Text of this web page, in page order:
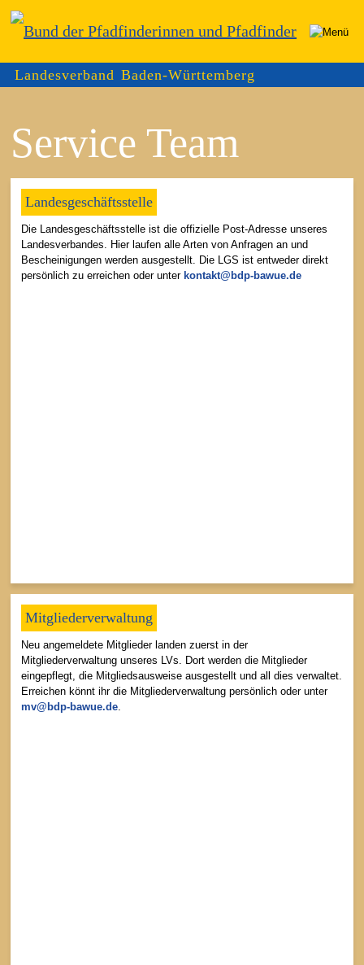
Landesverband Baden-Württemberg
Service Team
Landesgeschäftsstelle
Die Landesgeschäftsstelle ist die offizielle Post-Adresse unseres
Landesverbandes. Hier laufen alle Arten von Anfragen an und
Bescheinigungen werden ausgestellt. Die LGS ist entweder direkt
persönlich zu erreichen oder unter kontakt@bdp-bawue.de
Mitgliederverwaltung
Neu angemeldete Mitglieder landen zuerst in der
Mitgliederverwaltung unseres LVs. Dort werden die Mitglieder
eingepflegt, die Mitgliedsausweise ausgestellt und all dies verwaltet.
Erreichen könnt ihr die Mitgliederverwaltung persönlich oder unter
mv@bdp-bawue.de